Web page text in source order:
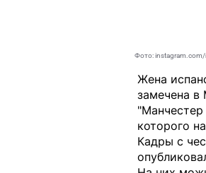
Фото: instagram.com/
Жена
замечена в
которого
Кадры с